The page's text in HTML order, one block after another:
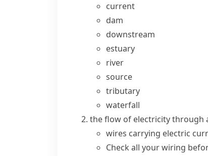
current
dam
downstream
estuary
river
source
tributary
waterfall
the flow of electricity through
wires carrying electric
Check all your wiring